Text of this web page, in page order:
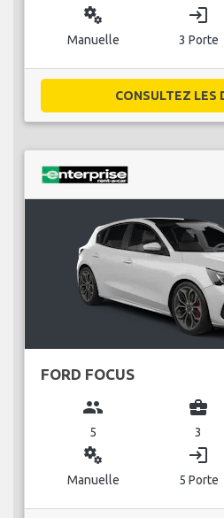
miscellaneous_services
Manuelle
login
3 Porte
CONSULTEZ LES
FORD FOCUS
group
5
business_center
3
miscellaneous_services
Manuelle
login
5 Porte